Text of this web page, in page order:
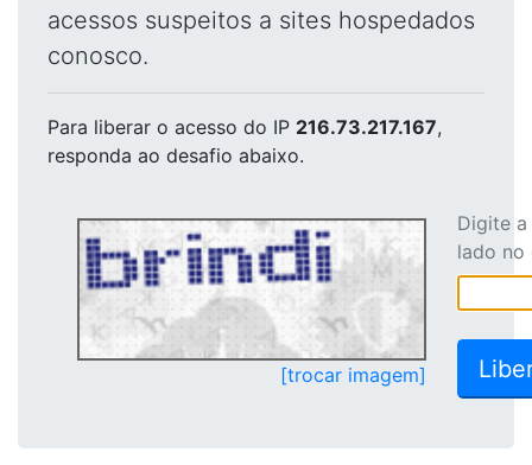
acessos suspeitos a sites hospedados
conosco.
Para liberar o acesso do IP 216.73.217.167,
responda ao desafio abaixo.
[trocar imagem]
Digite
lado no